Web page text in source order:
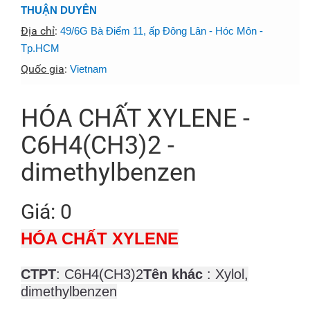
THUẬN DUYÊN
Địa chỉ: 49/6G Bà Điểm 11, ấp Đông Lân - Hóc Môn -
Tp.HCM
Quốc gia: Vietnam
HÓA CHẤT XYLENE -
C6H4(CH3)2­ -
dimethylbenzen
Giá: 0
HÓA CHẤT XYLENE
CTPT: C6H4(CH3)2­Tên khác : Xylol,
dimethylbenzen